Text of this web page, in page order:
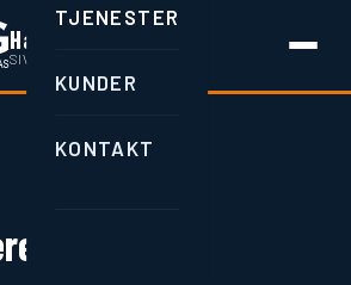
Haakon Wiig AS
SIV.ING. · BRUMUNDDAL
TJENESTER
KUNDER
KONTAKT